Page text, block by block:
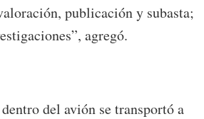
publicación y subasta;
agregó.
del avión se transportó a